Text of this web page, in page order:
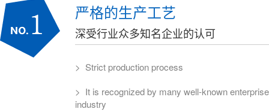
严格的生产工艺
深受行业众多知名企业的认可
> Strict production process
> It is recognized by many well-known
industry